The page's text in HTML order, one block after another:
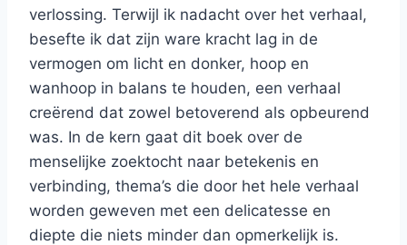
verlossing. Terwijl ik nadacht over het verhaal,
besefte ik dat zijn ware kracht lag in de
vermogen om licht en donker, hoop en
wanhoop in balans te houden, een verhaal
creërend dat zowel betoverend als opbeurend
was. In de kern gaat dit boek over de
menselijke zoektocht naar betekenis en
verbinding, thema’s die door het hele verhaal
worden geweven met een delicatesse en
diepte die niets minder dan opmerkelijk is.